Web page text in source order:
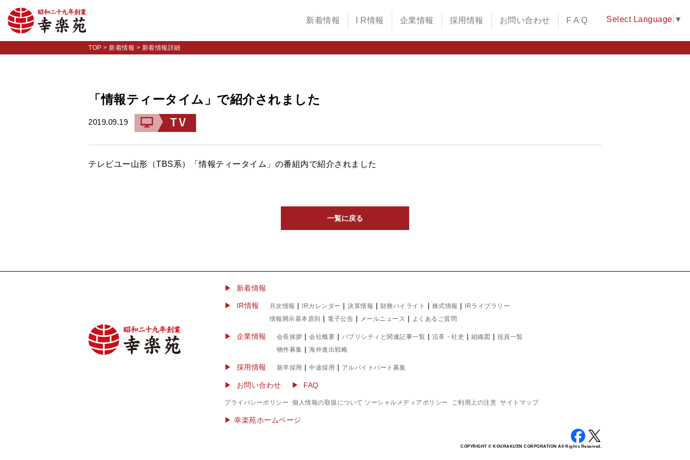
新着情報 I R情報 企業情報 採用情報 お問い合わせ F A Q Select Language ▼
TOP > 新着情報 > 新着情報詳細
「情報ティータイム」で紹介されました
2019.09.19
テレビユー山形（TBS系）「情報ティータイム」の番組内で紹介されました
一覧に戻る
▶ 新着情報
IR情報 月次情報 | IRカレンダー | 決算情報 | 財務ハイライト | 株式情報 |
IRライブラリー
情報開示基本原則
| 電子公告 | メールニュース | よくあるご質問
企業情報 会長挨拶 | 会社概要 | パブリシティと関連記事一覧 | 沿革・社史 | 組織図 | 役員一覧
物件募集 | 海外進出戦略
採用情報 新卒採用 | 中途採用 | アルバイトパート募集
お問い合わせ FAQ
プライバシーポリシー 個人情報の取扱について ソーシャルメディアポリシー ご利用上の注意 サイトマップ
▶︎ 幸楽苑ホームページ
COPYRIGHT © KOURAKUEN CORPORATION All Rights Reserved.